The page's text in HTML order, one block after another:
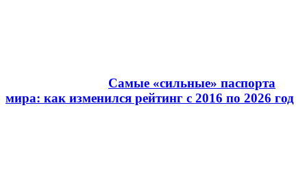
Самые «сильные» паспорта
мира: как изменился рейтинг с 2016 по 2026 год